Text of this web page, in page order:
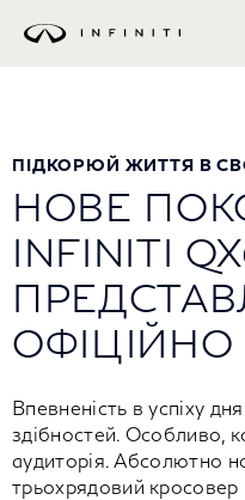
НОВЕ
INFINITI
ОФІЦІЙНО
ПІДКОРЮЙ ЖИТТЯ В
Впевненість в успіху
здібностей. Особливо,
аудиторія. Абсолютно
трьохрядовий